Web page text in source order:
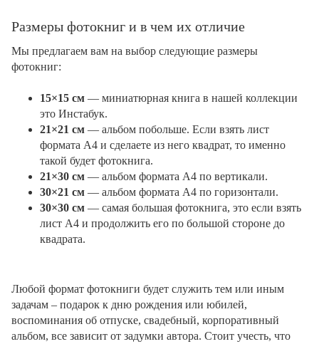
Размеры фотокниг и в чем их отличие
Мы предлагаем вам на выбор следующие размеры
фотокниг:
15×15 см — миниатюрная книга в нашей коллекции
это Инстабук.
21×21 см — альбом побольше. Если взять лист
формата А4 и сделаете из него квадрат, то именно
такой будет фотокнига.
21×30 см — альбом формата А4 по вертикали.
30×21 см — альбом формата А4 по горизонтали.
30×30 см — самая большая фотокнига, это если взять
лист А4 и продолжить его по большой стороне до
квадрата.
Любой формат фотокниги будет служить тем или иным
задачам – подарок к дню рождения или юбилей,
воспоминания об отпуске, свадебный, корпоративный
альбом, все зависит от задумки автора. Стоит учесть, что